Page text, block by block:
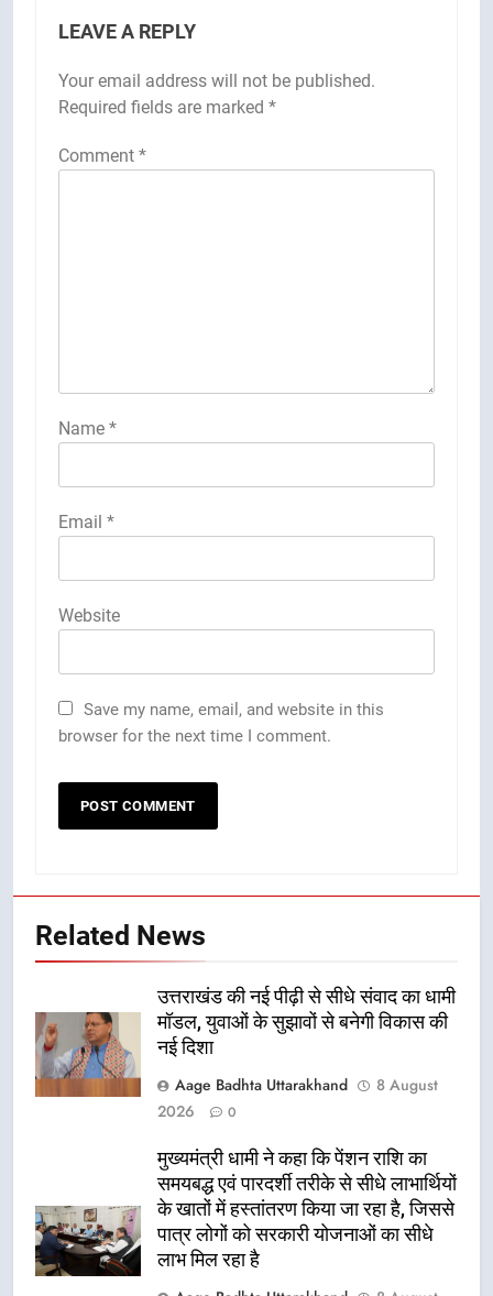
LEAVE A REPLY
Your email address will not be published.
Required fields are marked *
Comment *
Name *
Email *
Website
Save my name, email, and website in this
browser for the next time I comment.
Related News
उत्तराखंड की नई पीढ़ी से सीधे संवाद का धामी
मॉडल, युवाओं के सुझावों से बनेगी विकास की
नई दिशा
Aage Badhta Uttarakhand
8 August
2026
0
मुख्यमंत्री धामी ने कहा कि पेंशन राशि का
समयबद्ध एवं पारदर्शी तरीके से सीधे लाभार्थियों
के खातों में हस्तांतरण किया जा रहा है, जिससे
पात्र लोगों को सरकारी योजनाओं का सीधे
लाभ मिल रहा है